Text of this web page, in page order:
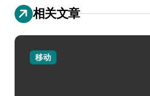
相关文章
移动